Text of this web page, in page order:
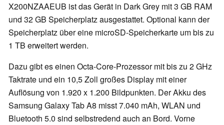
X200NZAAEUB ist das Gerät in Dark Grey mit 3 GB RAM
und 32 GB Speicherplatz ausgestattet. Optional kann der
Speicherplatz über eine microSD-Speicherkarte um bis zu
1 TB erweitert werden.
Dazu gibt es einen Octa-Core-Prozessor mit bis zu 2 GHz
Taktrate und ein 10,5 Zoll großes Display mit einer
Auflösung von 1.920 x 1.200 Bildpunkten. Der Akku des
Samsung Galaxy Tab A8 misst 7.040 mAh, WLAN und
Bluetooth 5.0 sind selbstredend auch an Bord. Vorne